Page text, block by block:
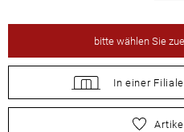
bittewählen Sie
In einer Filiale
wählen Sie